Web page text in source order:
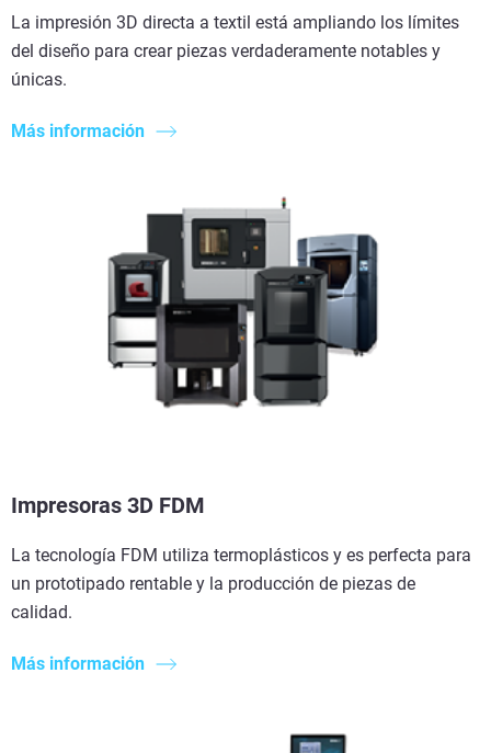
La impresión 3D directa a textil está ampliando los límites
del diseño para crear piezas verdaderamente notables y
únicas.
Más información
Impresoras 3D FDM
La tecnología FDM utiliza termoplásticos y es perfecta para
un prototipado rentable y la producción de piezas de
calidad.
Más información